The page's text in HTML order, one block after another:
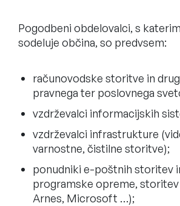
Pogodbeni obdelovalci, s
sodeluje občina, so predvsem:
računovodske storitve in
pravnega ter poslovnega
vzdrževalci informacijskih
vzdrževalci infrastrukture
varnostne, čistilne storitve);
ponudniki e-poštnih storitev
programske opreme,
Arnes, Microsoft …);